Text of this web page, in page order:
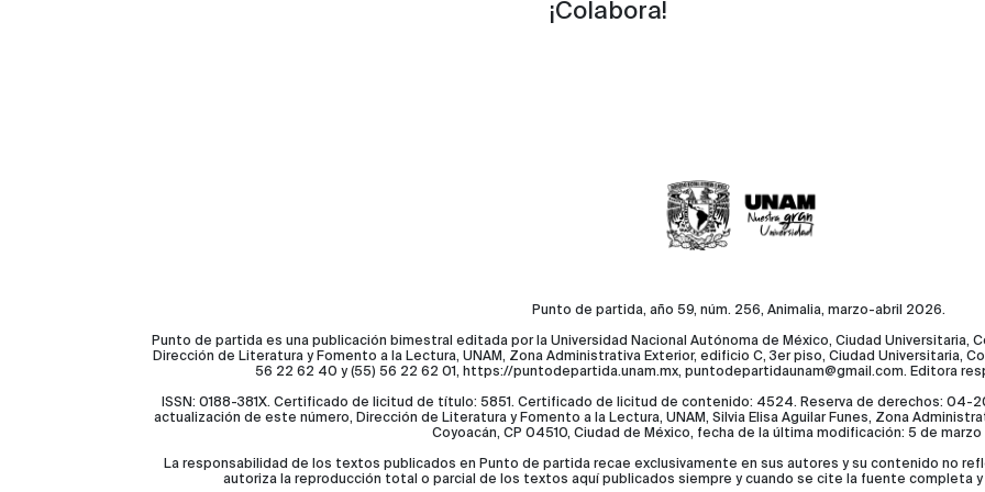
¡Colabora!
Punto de partida, año 59, núm. 256, Animalia, marzo-abril 2026.
Punto de partida es una publicación bimestral editada por la Universidad Nacional Autónoma de México, Ciudad Universitaria,
Dirección de Literatura y Fomento a la Lectura, UNAM, Zona Administrativa Exterior, edificio C, 3er piso, Ciudad Universitaria,
56 22 62 40 y (55) 56 22 62 01, https://puntodepartida.unam.mx, puntodepartidaunam@gmail.com. Editora
ISSN: 0188-381X. Certificado de licitud de título: 5851. Certificado de licitud de contenido: 4524. Reserva de derechos:
actualización de este número, Dirección de Literatura y Fomento a la Lectura, UNAM, Silvia Elisa Aguilar Funes, Zona
Coyoacán, CP 04510, Ciudad de México, fecha de la última modificación: 5 de
La responsabilidad de los textos publicados en Punto de partida recae exclusivamente en sus autores y su contenido no
autoriza la reproducción total o parcial de los textos aquí publicados siempre y cuando se cite la fuente completa